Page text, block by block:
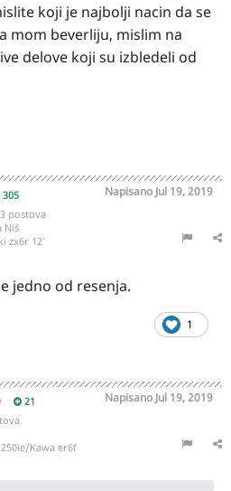
koji je najbolji nacin da se
mom beverliju, mislim na
delove koji su izbledeli od
305 Napisano Jul 19, 2019
postova
Niš
zx6r 12'
jedno od resenja.
1
21 Napisano Jul 19, 2019
Kawa er6f